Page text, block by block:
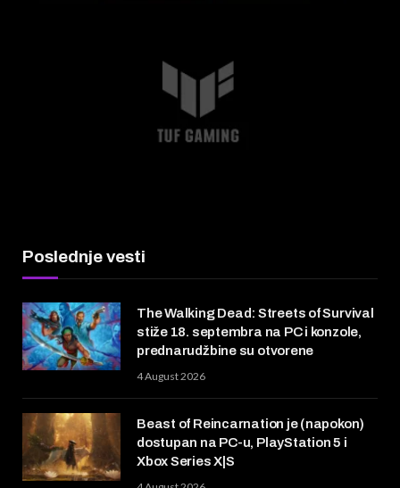
Poslednje vesti
The Walking Dead: Streets of Survival
stiže 18. septembra na PC i konzole,
prednarudžbine su otvorene
4 August 2026
Beast of Reincarnation je (napokon)
dostupan na PC-u, PlayStation 5 i
Xbox Series X|S